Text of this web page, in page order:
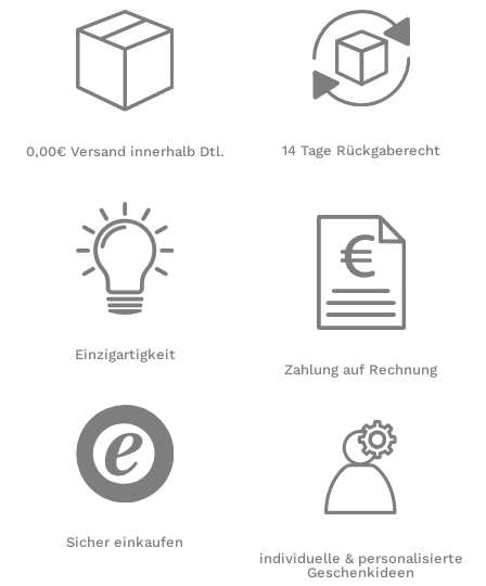
0,00€ Versand innerhalb Dtl.
Einzigartigkeit
Sicher einkaufen
14 Tage Rückgaberecht
Zahlung auf Rechnung
individuelle & personalisierte
Geschenkideen